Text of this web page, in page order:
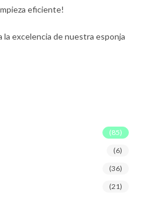
eficiente!
la excelencia de nuestra esponja
(85)
(6)
(36)
(21)